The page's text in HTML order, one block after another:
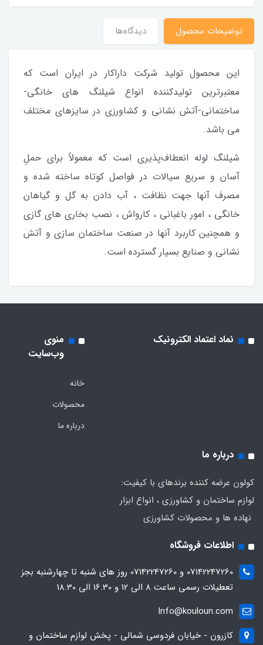
توضیحات محصول دیدگاه‌ها
این محصول تولید شرکت داراکار در ایران است که
معتبرترین تولیدکننده انواع شیلنگ های خانگی-
ساختمانی-آتش نشانی و کشاورزی در سایزهای مختلف
می باشد.
شیلنگ لوله انعطاف‌پذیری است که معمولاً برای حملِ
آسان و سریع سیالات در فواصل کوتاه ساخته شده و
مصرف آنها جهت نظافت ، آب دادن به گل و گیاهان
خانگی ، امور باغبانی ، کارواش ، نصب بخاری های گازی
و همچنین کاربرد آنها در صنعت ساختمان سازی و آتش
نشانی و صنایع بسیار گسترده است.
نماد اعتماد الکترونیک
منوی
وب‌سایت
خانه
محصولات
درباره ما
درباره ما
کولون عرضه کننده برندهای با کیفیت:
لوازم ساختمان و کشاورزی ، انواع ابزار
نهاده ها و محصولات کشاورزی
اطلاعات فروشگاه
07142247260 و 07142247260 روز های شنبه تا چهارشنبه بجز
تعطیلات رسمی ساعت 8 الی 12 و 16.30 الی 18.30
Info@kouloun.com
کازرون - خیابان فردوسی شمالی - پخش لوازم ساختمان و